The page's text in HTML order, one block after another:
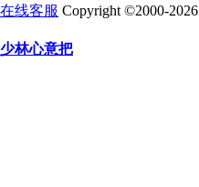
在线客服 Copyright ©2000-2026
少林心意把